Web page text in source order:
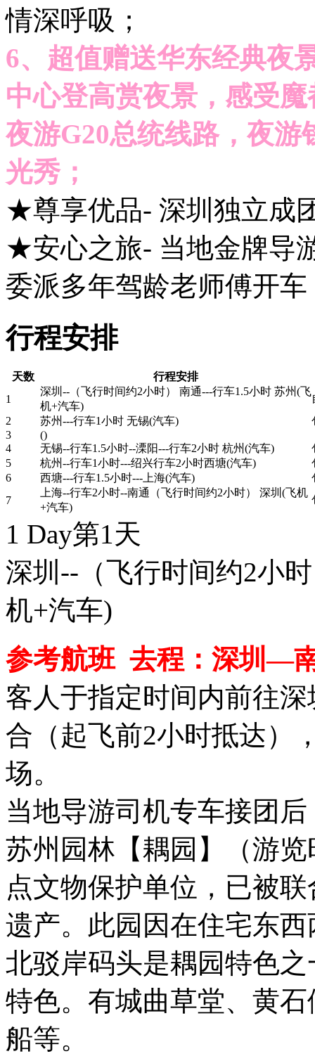
情深呼吸；
6、超值赠送华东经典夜
中心登高赏夜景，感受
夜游G20总统线路，夜
光秀；
★尊享优品- 深圳独立成
★安心之旅- 当地金牌导
委派多年驾龄老师傅开
行程安排
天数
行程安排
1
深圳--（飞行时间约2小时） 南通---行车1.5小时 苏州(飞
机+汽车)
2
苏州---行车1小时 无锡(汽车)
3
()
4
无锡--行车1.5小时--溧阳---行车2小时 杭州(汽车)
5
杭州--行车1小时---绍兴行车2小时西塘(汽车)
6
西塘---行车1.5小时---上海(汽车)
7
上海--行车2小时--南通（飞行时间约2小时） 深圳(飞机
+汽车)
1 Day第1天
深圳--（飞行时间约2小
机+汽车)
参考航班 去程：深圳—
客人于指定时间内前往
合（起飞前2小时抵达）
场。
当地导游司机专车接团
苏州园林【耦园】（游
点文物保护单位，已被
遗产。此园因在住宅东
北驳岸码头是耦园特色
特色。有城曲草堂、黄
船等。